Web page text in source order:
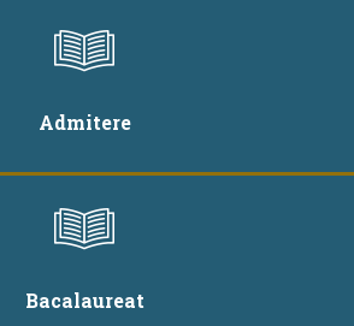
Admitere
Bacalaureat